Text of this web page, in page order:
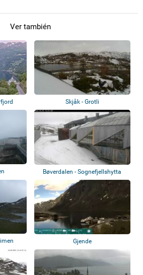
Ver también
Skjåk - Grotli
Bøverdalen - Sognefjellshytta
Gjende